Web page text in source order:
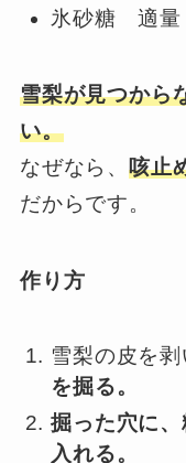
氷砂糖 適量
雪梨が見つから
い。
なぜなら、 咳止
だからです。
作り方
雪梨の皮を
を掘る。
掘った穴に
入れる。